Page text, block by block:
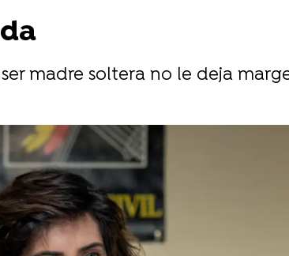
madre soltera no le deja